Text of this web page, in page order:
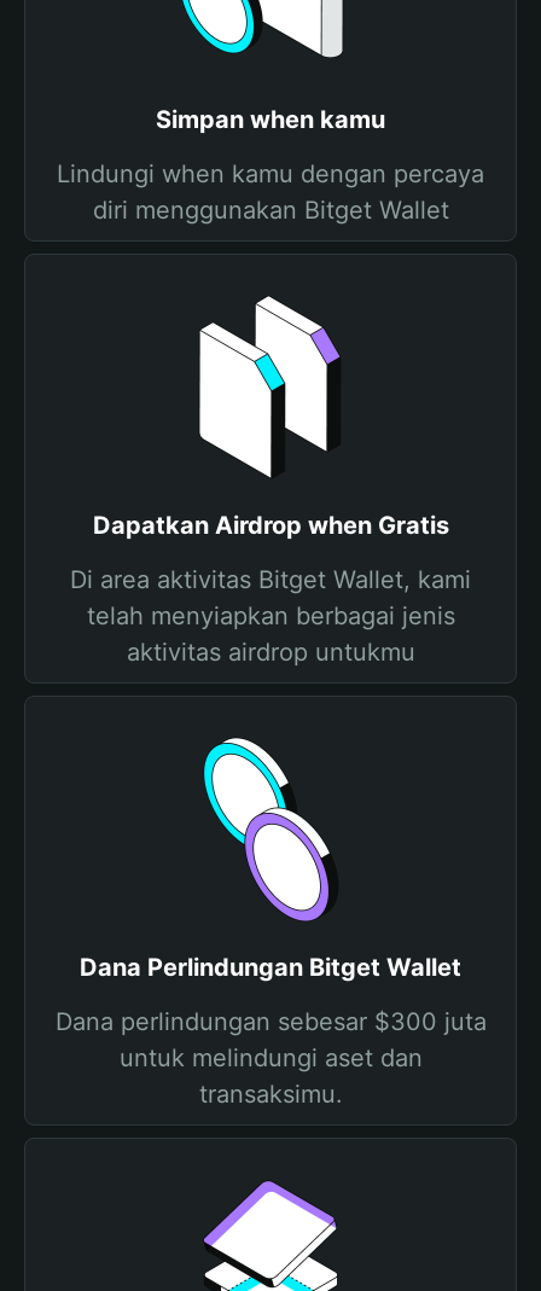
Simpan when kamu
Lindungi when kamu dengan percaya
diri menggunakan Bitget Wallet
Dapatkan Airdrop when Gratis
Di area aktivitas Bitget Wallet, kami
telah menyiapkan berbagai jenis
aktivitas airdrop untukmu
Dana Perlindungan Bitget Wallet
Dana perlindungan sebesar $300 juta
untuk melindungi aset dan
transaksimu.